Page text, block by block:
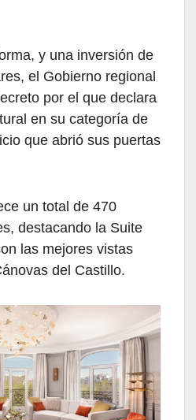
y una inversión de
el Gobierno regional
por el que declara
en su categoría de
que abrió sus puertas
un total de 470
destacando la Suite
las mejores vistas
del Castillo.